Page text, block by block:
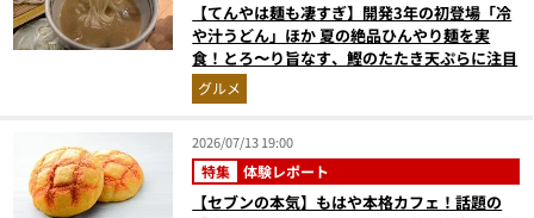
【てんやは麺も凄すぎ】開発3年の初登場「冷
や汁うどん」ほか 夏の絶品ひんやり麺を実
食！とろ〜り旨なす、鰹のたたき天ぷらに注目
グルメ
2026/07/13 19:00
特集 体験レポート
【セブンの本気】もはや本格カフェ！話題の